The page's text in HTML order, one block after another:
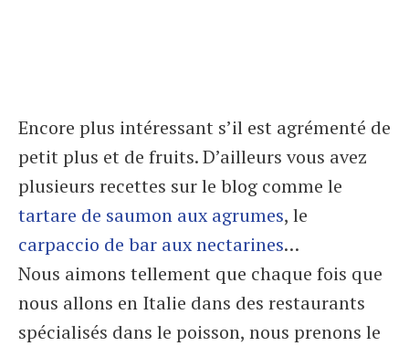
Encore plus intéressant s’il est agrémenté de
petit plus et de fruits. D’ailleurs vous avez
plusieurs recettes sur le blog comme le
tartare de saumon aux agrumes, le
carpaccio de bar aux nectarines…
Nous aimons tellement que chaque fois que
nous allons en Italie dans des restaurants
spécialisés dans le poisson, nous prenons le